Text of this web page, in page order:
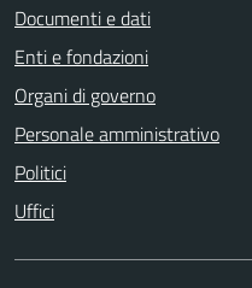
Documenti e dati
Enti e fondazioni
Organi di governo
Personale amministrativo
Politici
Uffici